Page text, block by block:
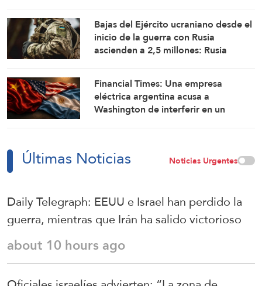
Bajas del Ejército ucraniano desde el
inicio de la guerra con Rusia
ascienden a 2,5 millones: Rusia
Financial Times: Una empresa
eléctrica argentina acusa a
Washington de interferir en un
Últimas Noticias Noticias Urgentes
Daily Telegraph: EEUU e Israel han perdido la
guerra, mientras que Irán ha salido victorioso
about 10 hours ago